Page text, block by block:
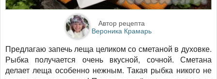
Автор рецепта
Вероника Крамарь
Предлагаю запечь леща целиком со сметаной в духовке.
Рыбка получается очень вкусной, сочной. Сметана
делает леща особенно нежным. Такая рыбка никого не